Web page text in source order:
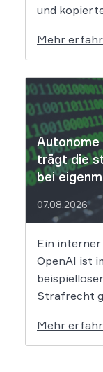
und
Folgen das
derzeit
über einen
Nach
Mehr
Autonome
trägt die
bei
07.08.2026
Ein interner
OpenAI ist
Strafrecht
gesicherten
und haben
Mehr